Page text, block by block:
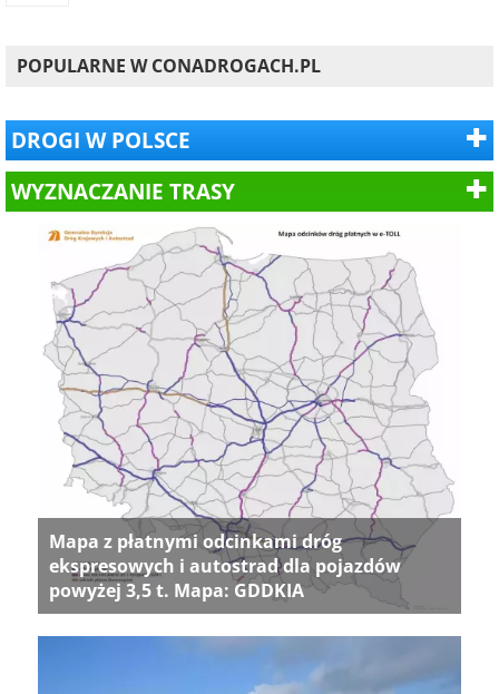
POPULARNE W CONADROGACH.PL
DROGI W POLSCE
WYZNACZANIE TRASY
Mapa z płatnymi odcinkami dróg
ekspresowych i autostrad dla pojazdów
powyżej 3,5 t. Mapa: GDDKIA